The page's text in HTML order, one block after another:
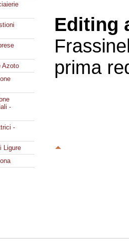
Azoto
-
-
Ligure
Editing
prima